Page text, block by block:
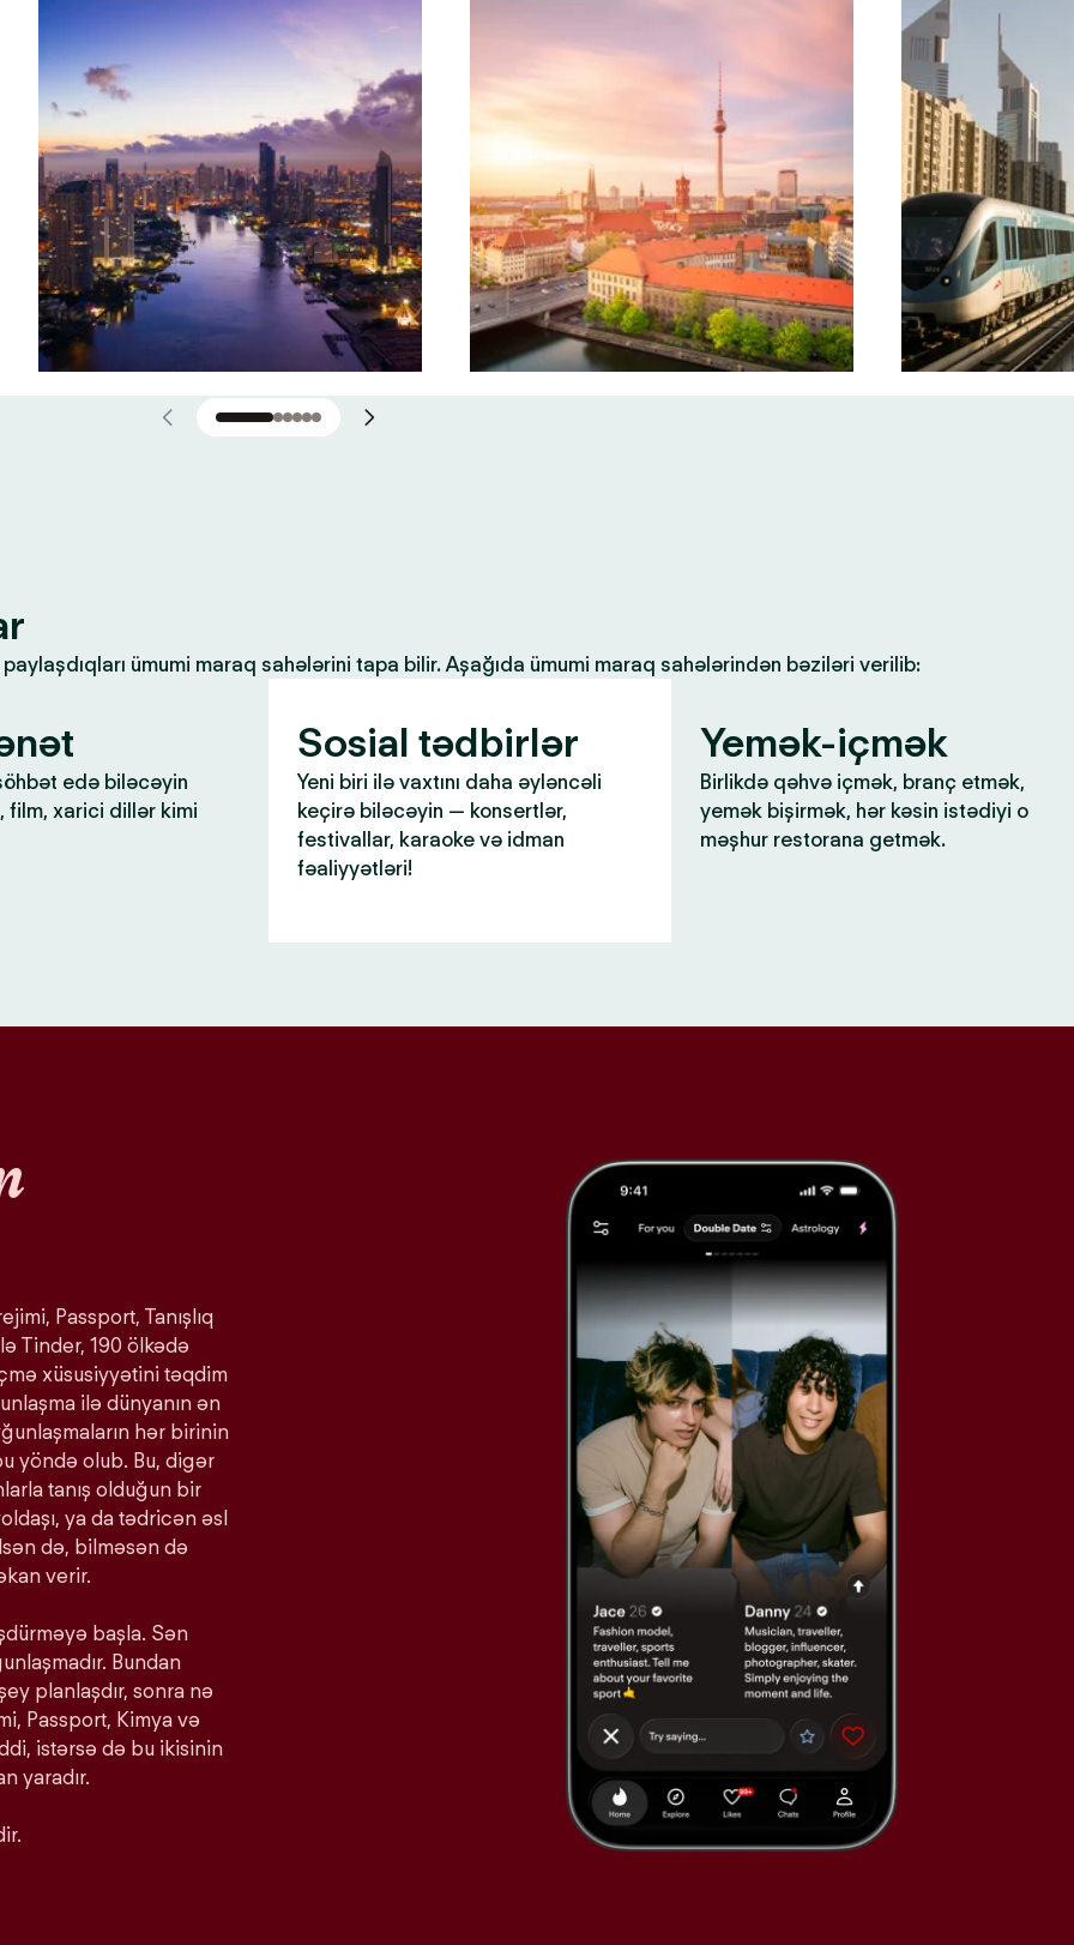
ümumi maraq sahələrini tapa bilir. Aşağıda ümumi maraq sahələrindən bəziləri verilib:
edə biləcəyin
xarici dillər kimi
Sosial tədbirlər
Yeni biri ilə vaxtını daha əyləncəli
keçirə biləcəyin — konsertlər,
festivallar, karaoke və idman
fəaliyyətləri!
Yemək-içmək
Birlikdə qəhvə içmək, branç etmək,
yemək bişirmək, hər kəsin istədiyi o
məşhur restorana getmək.
Passport, Tanışlıq
Tinder, 190 ölkədə
xüsusiyyətini təqdim
ilə dünyanın ən
hər birinin
yöndə olub. Bu, digər
tanış olduğun bir
ya da tədricən əsl
də, bilməsən də
verir.
başla. Sən
Bundan
planlaşdır, sonra nə
Passport, Kimya və
istərsə də bu ikisinin
yaradır.